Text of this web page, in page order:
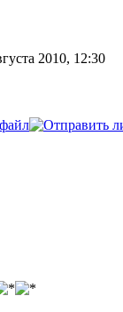
2010, 12:30